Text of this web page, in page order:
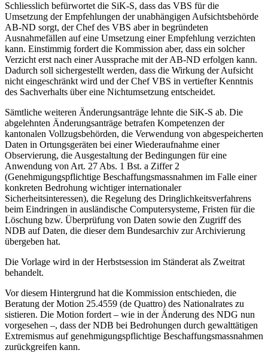
Schliesslich befürwortet die SiK-S, dass das VBS für die
Umsetzung der Empfehlungen der unabhängigen Aufsichtsbehörde
AB-ND sorgt, der Chef des VBS aber in begründeten
Ausnahmefällen auf eine Umsetzung einer Empfehlung verzichten
kann. Einstimmig fordert die Kommission aber, dass ein solcher
Verzicht erst nach einer Aussprache mit der AB-ND erfolgen kann.
Dadurch soll sichergestellt werden, dass die Wirkung der Aufsicht
nicht eingeschränkt wird und der Chef VBS in vertiefter Kenntnis
des Sachverhalts über eine Nichtumsetzung entscheidet.
Sämtliche weiteren Änderungsanträge lehnte die SiK-S ab. Die
abgelehnten Änderungsanträge betrafen Kompetenzen der
kantonalen Vollzugsbehörden, die Verwendung von abgespeicherten
Daten in Ortungsgeräten bei einer Wiederaufnahme einer
Observierung, die Ausgestaltung der Bedingungen für eine
Anwendung von Art. 27 Abs. 1 Bst. a Ziffer 2
(Genehmigungspflichtige Beschaffungsmassnahmen im Falle einer
konkreten Bedrohung wichtiger internationaler
Sicherheitsinteressen), die Regelung des Dringlichkeitsverfahrens
beim Eindringen in ausländische Computersysteme, Fristen für die
Löschung bzw. Überprüfung von Daten sowie den Zugriff des
NDB auf Daten, die dieser dem Bundesarchiv zur Archivierung
übergeben hat.
Die Vorlage wird in der Herbstsession im Ständerat als Zweitrat
behandelt.
Vor diesem Hintergrund hat die Kommission entschieden, die
Beratung der Motion 25.4559 (de Quattro) des Nationalrates zu
sistieren. Die Motion fordert – wie in der Änderung des NDG nun
vorgesehen –, dass der NDB bei Bedrohungen durch gewalttätigen
Extremismus auf genehmigungspflichtige Beschaffungsmassnahmen
zurückgreifen kann.